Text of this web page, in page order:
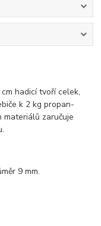
hadicí tvoří celek,
k 2 kg propan-
zaručuje
9 mm.